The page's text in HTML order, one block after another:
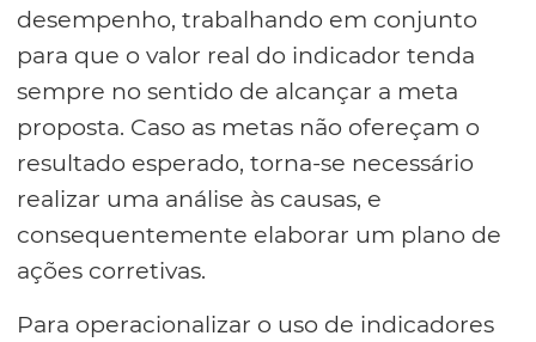
desempenho, trabalhando em conjunto
para que o valor real do indicador tenda
sempre no sentido de alcançar a meta
proposta. Caso as metas não ofereçam o
resultado esperado, torna-se necessário
realizar uma análise às causas, e
consequentemente elaborar um plano de
ações corretivas.
Para operacionalizar o uso de indicadores